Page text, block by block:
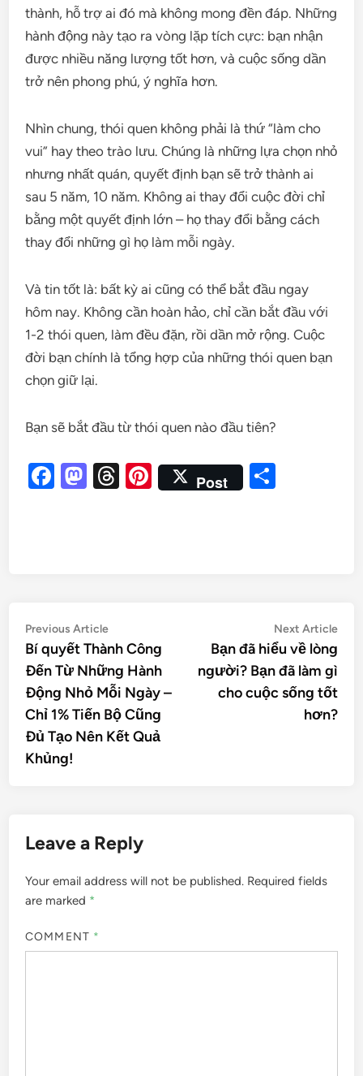
thành, hỗ trợ ai đó mà không mong đền đáp. Những
hành động này tạo ra vòng lặp tích cực: bạn nhận
được nhiều năng lượng tốt hơn, và cuộc sống dần
trở nên phong phú, ý nghĩa hơn.
Nhìn chung, thói quen không phải là thứ “làm cho
vui” hay theo trào lưu. Chúng là những lựa chọn nhỏ
nhưng nhất quán, quyết định bạn sẽ trở thành ai
sau 5 năm, 10 năm. Không ai thay đổi cuộc đời chỉ
bằng một quyết định lớn – họ thay đổi bằng cách
thay đổi những gì họ làm mỗi ngày.
Và tin tốt là: bất kỳ ai cũng có thể bắt đầu ngay
hôm nay. Không cần hoàn hảo, chỉ cần bắt đầu với
1-2 thói quen, làm đều đặn, rồi dần mở rộng. Cuộc
đời bạn chính là tổng hợp của những thói quen bạn
chọn giữ lại.
Bạn sẽ bắt đầu từ thói quen nào đầu tiên?
Facebook
Mastodon
Threads
Pinterest
Post
Previous Article
Bí quyết Thành Công
Đến Từ Những Hành
Động Nhỏ Mỗi Ngày –
Chỉ 1% Tiến Bộ Cũng
Đủ Tạo Nên Kết Quả
Khủng!
Next Article
Bạn đã hiểu về lòng
người? Bạn đã làm gì
cho cuộc sống tốt
hơn?
Leave a Reply
Your email address will not be published. Required fields
are marked *
COMMENT *